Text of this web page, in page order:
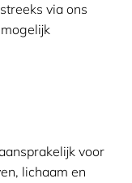
via ons
voor
lichaam en